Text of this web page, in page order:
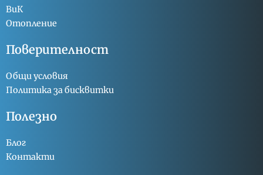
ВиК
Отопление
Поверителност
Общи условия
Политика за бисквитки
Полезно
Блог
Контакти